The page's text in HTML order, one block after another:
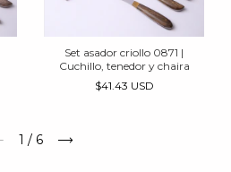
Set asador criollo 0871 |
Cuchillo, tenedor y chaira
$41.43 USD
1 / 6